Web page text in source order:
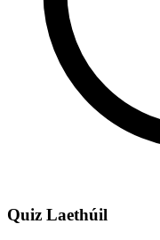
Quiz Laethúil